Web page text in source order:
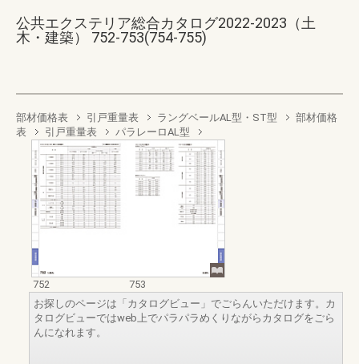
公共エクステリア総合カタログ2022-2023（土
木・建築） 752-753(754-755)
部材価格表 引戸重量表 ラングベールAL型・ST型
部材価格
表
引戸重量表 パラレーロAL型
752
753
お探しのページは「カタログビュー」でごらんいただけます。カ
タログビューではweb上でパラパラめくりながらカタログをごら
んになれます。